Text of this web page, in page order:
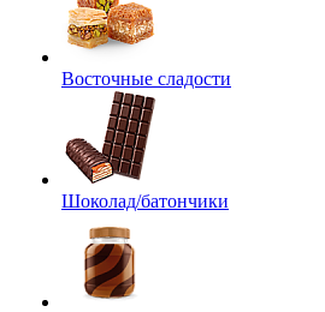
Восточные сладости
Шоколад/батончики